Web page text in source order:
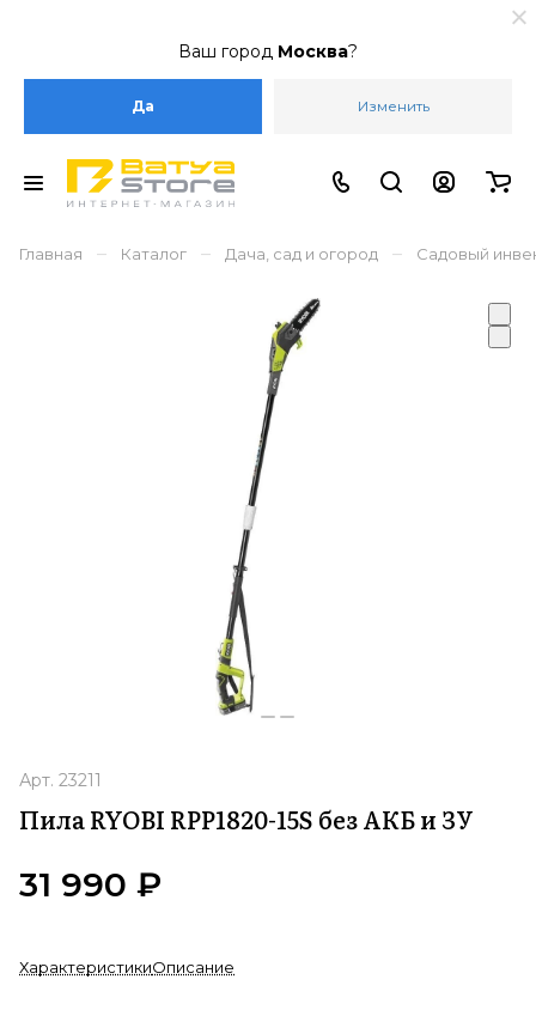
Ваш город Москва?
Да Изменить
Главная – Каталог – Дача, сад и огород – Садовый
Арт. 23211
Пила RYOBI RPP1820-15S без АКБ и ЗУ
31 990 ₽
ХарактеристикиОписание